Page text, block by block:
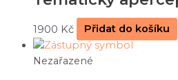
1900 Kč Přidat do košíku
Nezařazené